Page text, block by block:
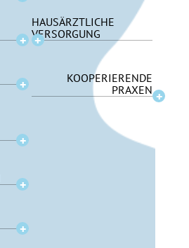
HAUSÄRZTLICHE
VERSORGUNG
KOOPERIERENDE
PRAXEN